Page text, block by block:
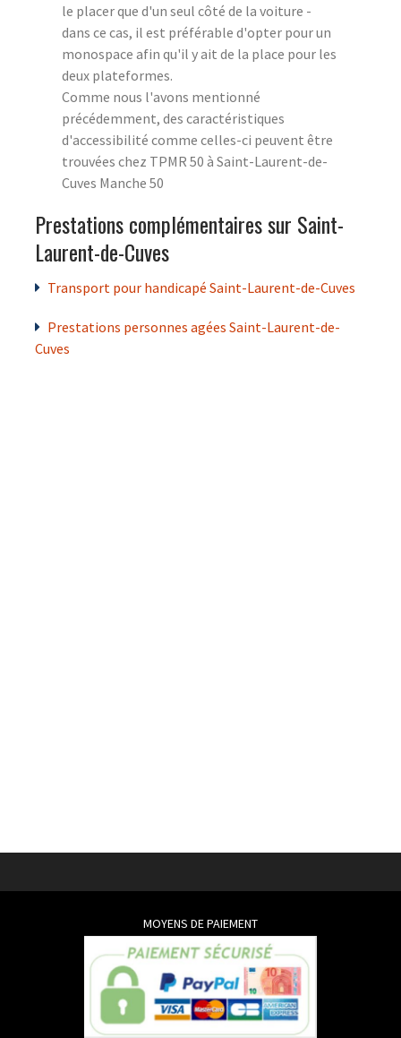
le placer que d'un seul côté de la voiture -
dans ce cas, il est préférable d'opter pour un
monospace afin qu'il y ait de la place pour les
deux plateformes.
Comme nous l'avons mentionné
précédemment, des caractéristiques
d'accessibilité comme celles-ci peuvent être
trouvées chez TPMR 50 à Saint-Laurent-de-
Cuves Manche 50
Prestations complémentaires sur Saint-
Laurent-de-Cuves
Transport pour handicapé Saint-Laurent-de-Cuves
Prestations personnes agées Saint-Laurent-de-
Cuves
MOYENS DE PAIEMENT